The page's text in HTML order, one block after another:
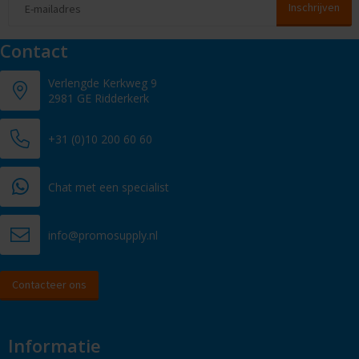
Contact
Verlengde Kerkweg 9
2981 GE Ridderkerk
+31 (0)10 200 60 60
Chat met een specialist
info@promosupply.nl
Contacteer ons
Informatie